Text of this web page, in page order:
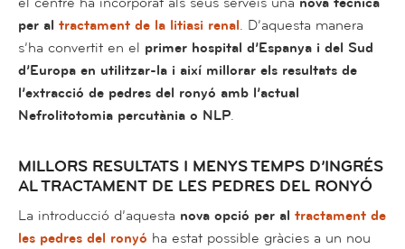
per al tractament de la litiasi renal. D’aquesta manera
s’ha convertit en el primer hospital d’Espanya i del Sud
d’Europa en utilitzar-la i així millorar els resultats de
l’extracció de pedres del ronyó amb l’actual
Nefrolitotomia percutània o NLP.
MILLORS RESULTATS I MENYS TEMPS D’INGRÉS
AL TRACTAMENT DE LES PEDRES DEL RONYÓ
La introducció d’aquesta nova opció per al tractament de
les pedres del ronyó ha estat possible gràcies a un nou